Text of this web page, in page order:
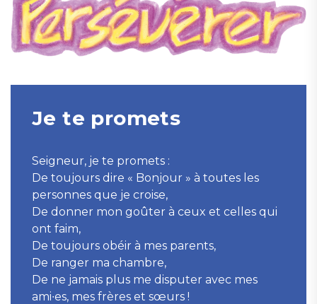
Je te promets
Seigneur, je te promets :
De toujours dire « Bonjour » à toutes les
personnes que je croise,
De donner mon goûter à ceux et celles qui
ont faim,
De toujours obéir à mes parents,
De ranger ma chambre,
De ne jamais plus me disputer avec mes
ami∙es, mes frères et sœurs !